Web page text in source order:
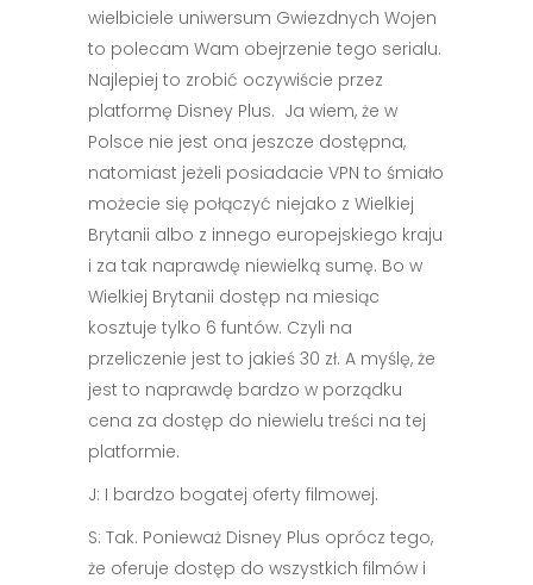
wielbiciele uniwersum Gwiezdnych Wojen
to polecam Wam obejrzenie tego serialu.
Najlepiej to zrobić oczywiście przez
platformę Disney Plus. Ja wiem, że w
Polsce nie jest ona jeszcze dostępna,
natomiast jeżeli posiadacie VPN to śmiało
możecie się połączyć niejako z Wielkiej
Brytanii albo z innego europejskiego kraju
i za tak naprawdę niewielką sumę. Bo w
Wielkiej Brytanii dostęp na miesiąc
kosztuje tylko 6 funtów. Czyli na
przeliczenie jest to jakieś 30 zł. A myślę, że
jest to naprawdę bardzo w porządku
cena za dostęp do niewielu treści na tej
platformie.
J: I bardzo bogatej oferty filmowej.
S: Tak. Ponieważ Disney Plus oprócz tego,
że oferuje dostęp do wszystkich filmów i